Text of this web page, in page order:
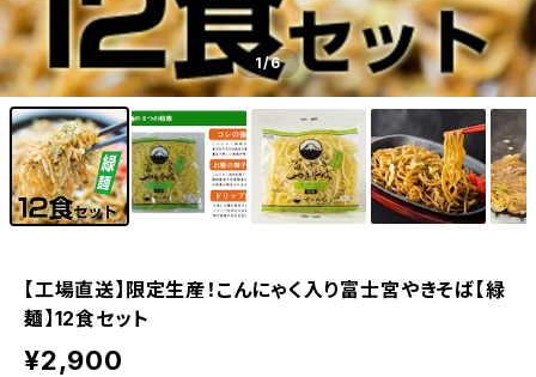
1/6
【工場直送】限定生産！こんにゃく入り富士宮やきそば【緑
麺】12食セット
¥2,900